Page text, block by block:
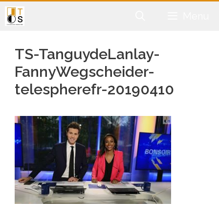
Aller
au
TS-TanguydeLanlay-
FannyWegscheider-
telespherefr-20190410